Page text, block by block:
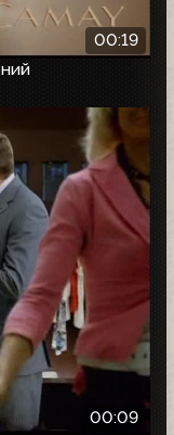
00:19
00:09